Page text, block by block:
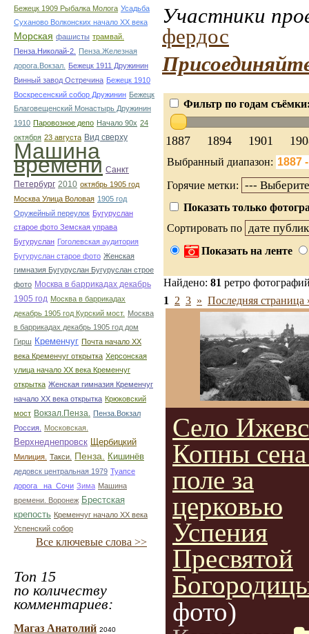
Бежецк 1909 Рыбалка Молога Усадьба
Суханово Волконских начало ХХ века
Морская фашисты трамвай.
Пенза.Николай-2.
Пенза.Железная
дорога.Вокзал.
Бежецк 1911 Дружинин
Винный завод Остречина Бежецк 1910
Воскресенский собор Дружинин Бежецк
Благовещенский Монастырь Дружинин
1910 Паровозное депо Начало 90х 24
октября 23 августа Вид сверху
Машина
времени Санкт
Петербург 2010 октябрь 1905 год
Москва Улица Воловая 1905 год
Оружейный переулок Бугуруслан
старое фото Земская управа
Бугуруслан Гоголевская аудитория
Бугуруслан старое фото Женская
гимназия Бугуруслан Бугуруслан строе
фото Москва в баррикадах декабрь
1905 год Москва в баррикадах
декабрь 1905 год Курский мост. Москва
в баррикадах декабрь 1905 год дом
Гирш Кременчуг Почта начало ХХ
века Кременчуг открытка Херсонская
улица начало ХХ века Кременчуг
открытка Женская гимназия Кременчуг
начало ХХ века открытка Крюковский
мост Вокзал.Пенза. Пенза.Вокзал
Россия.
Московская.
Верхнеднепровск Щербицкий
Милиция. Такси. Пенза. Кишинёв
дедовск центральная 1979 Туапсе
дорога _на_Сочи Зима Машина
времени. Воронеж Брестская
крепость Кременчуг начало ХХ века
Успенский собор
Все ключевые слова >>
Топ 15
по количеству
комментариев:
Магаз Анатолий 2040
Участники
фердос
Фильтр по годам
1887 1894 1901
Выбранный диапазон:
Горячие метки:
Показать только
Сортировать по
Показать на ленте
Найдено: 81 ретро
1
2 3 » Последняя страница
Село
Копны
поле за
церковью
Успения
Пресвятой
фото)